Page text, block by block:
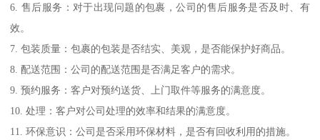
6. 售后服务：对于出现问题的包裹，公司的售后服务是否及时、有
效。
7. 包装质量：包裹的包装是否结实、美观，是否能保护好商品。
8. 配送范围：公司的配送范围是否满足客户的需求。
9. 预约服务：客户对预约送货、上门取件等服务的满意度。
10. 处理：客户对公司处理的效率和结果的满意度。
11. 环保意识：公司是否采用环保材料，是否有回收利用的措施。